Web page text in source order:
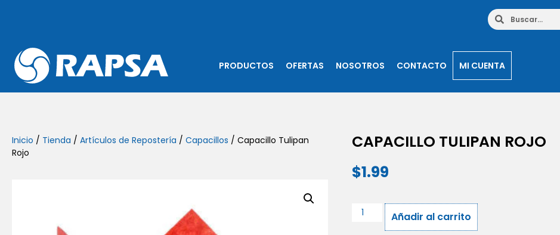
PRODUCTOS OFERTAS NOSOTROS CONTACTO MI CUENTA
Inicio / Tienda / Artículos de Repostería / Capacillos / Capacillo Tulipan
Rojo
CAPACILLO TULIPAN ROJO
$1.99
Añadir al carrito